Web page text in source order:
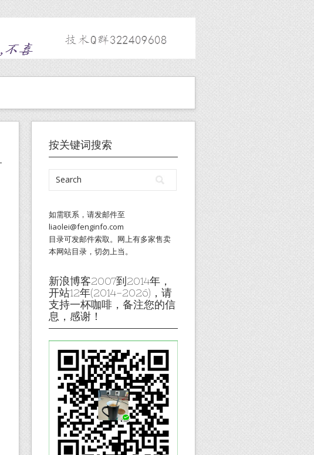
按关键词搜索
如需联系，请发邮件至
liaolei@fenginfo.com
目录可发邮件索取。网上有多家售卖
本网站目录，切勿上当。
新浪博客2007到2014年，
开站12年(2014-2026)，请
支持一杯咖啡，备注您的信
息，感谢！